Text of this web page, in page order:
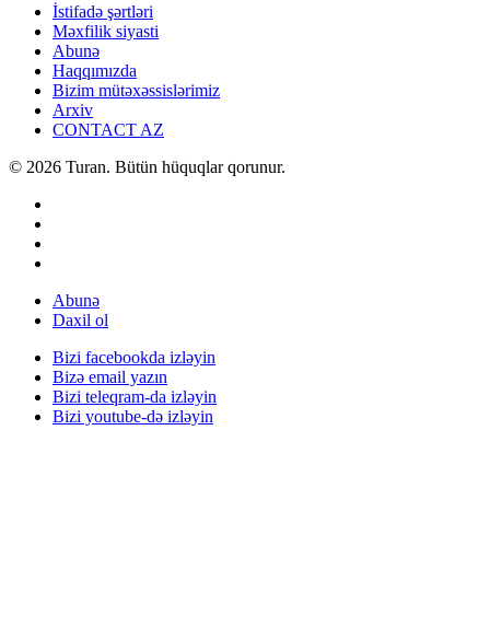
İstifadə şərtləri
Məxfilik siyasti
Abunə
Haqqımızda
Bizim mütəxəssislərimiz
Arxiv
CONTACT AZ
© 2026 Turan. Bütün hüquqlar qorunur.
Abunə
Daxil ol
Bizi facebookda izləyin
Bizə email yazın
Bizi teleqram-da izləyin
Bizi youtube-də izləyin